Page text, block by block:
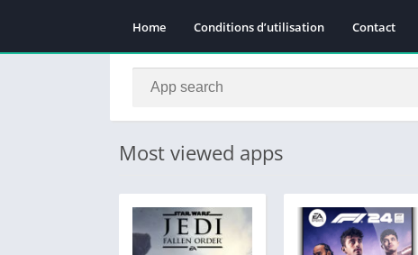
Home Conditions d’utilisation Contact
Most viewed apps